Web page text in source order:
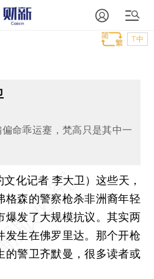
T中
命乖运蹇，梵高只是其中一
文化记者 李大卫）这些天，
格森的警察枪杀非洲裔年轻
爆发了大规模抗议。其实两
发生在佛罗里达。那个开枪
的警卫齐默曼，很多读者或